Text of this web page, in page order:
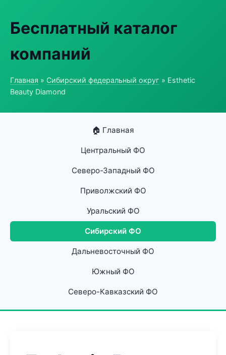
Бесплатный каталог
компаний
Главная » Сибирский федеральный округ » Esthetic
Beauty Diamond
🏠 Главная
Центральный ФО
Северо-Западный ФО
Приволжский ФО
Уральский ФО
Сибирский ФО
Дальневосточный ФО
Южный ФО
Северо-Кавказский ФО